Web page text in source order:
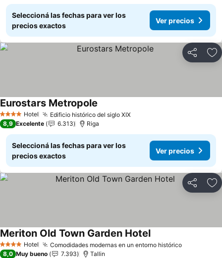
Seleccioná las fechas para ver los
precios exactos
Ver precios
Compartir
4 EstrellasHotel Edificio histórico del siglo XIXVer precios
Eurostars Metropole
8,9 Excelente 6.313 Riga
Seleccioná las fechas para ver los
precios exactos
Ver precios
Compartir
4 EstrellasHotel Comodidades modernas en un entorno históricoVer
Meriton Old Town Garden HotelVer precios
8,0 Muy bueno 7.393 Tallin